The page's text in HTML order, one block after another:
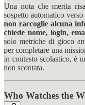
Una nota che merita
sospetto automatico
non raccoglie alcuna
chiede nome, login,
solo metriche di gioco
per completare una
in contesto scolastico, è
non scontata.
Who Watches the